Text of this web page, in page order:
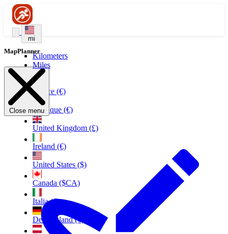
mi
Kilometers
Miles
France (€)
Belgique (€)
United Kingdom (£)
Ireland (€)
United States ($)
Canada ($CA)
Italia (€)
Deutschland (€)
MapPlanner
Close menu